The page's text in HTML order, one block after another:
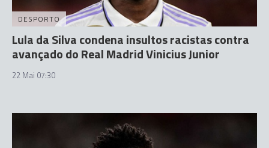
DESPORTO
Lula da Silva condena insultos racistas contra
avançado do Real Madrid Vinicius Junior
22 Mai 07:30